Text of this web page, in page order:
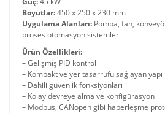
Boyutlar:450 x 250 x 230 mm
Uygulama Alanları: Pompa, fan,
proses otomasyon sistemleri
Ürün Özellikleri:
– Gelişmiş PID kontrol
– Kompakt ve yer tasarrufu sağlayan yapı
– Dahili güvenlik fonksiyonları
– Kolay devreye alma ve konfigürasyon
– Modbus, CANopen gibi haberleşme